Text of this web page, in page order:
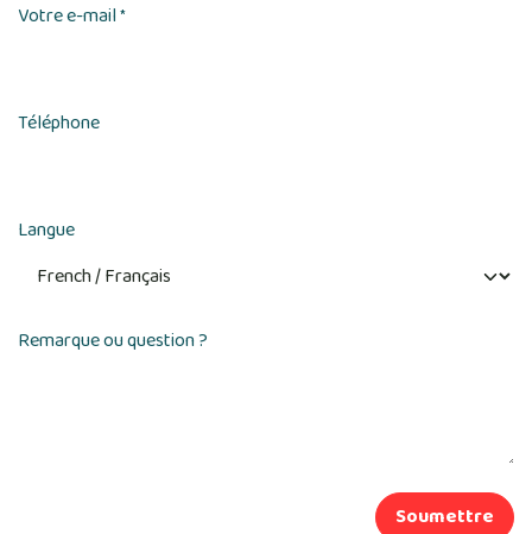
Votre e-mail*
Téléphone
Langue
Remarque ou question ?
Soumettre